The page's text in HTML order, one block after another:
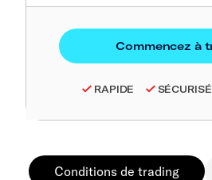
RAPIDE SÉCURISÉ
Conditions de trading